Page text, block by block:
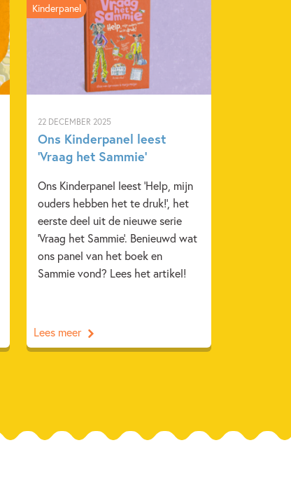
22 DECEMBER 2025
Ons Kinderpanel leest
‘Vraag het Sammie’
Ons Kinderpanel leest 'Help, mijn
ouders hebben het te druk!', het
eerste deel uit de nieuwe serie
'Vraag het Sammie'. Benieuwd wat
ons panel van het boek en
Sammie vond? Lees het artikel!
Kinderpanel
Lees meer